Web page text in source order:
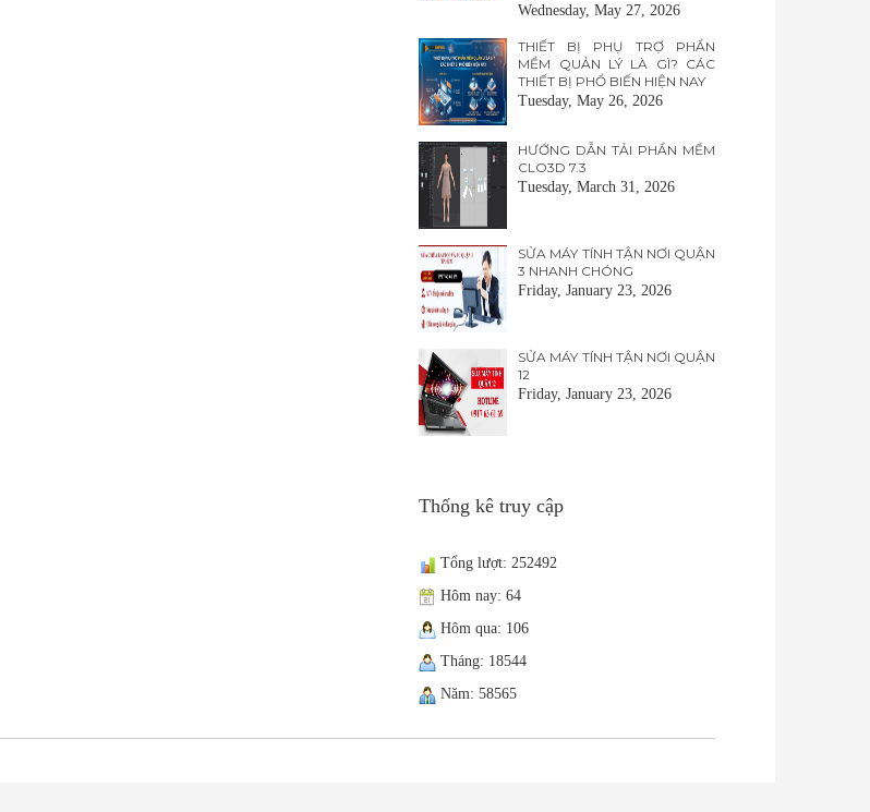
Wednesday, May 27, 2026
THIẾT BỊ PHỤ TRỢ PHẦN
MỀM QUẢN LÝ LÀ GÌ? CÁC
THIẾT BỊ PHỔ BIẾN HIỆN NAY
Tuesday, May 26, 2026
HƯỚNG DẪN TẢI PHẦN MỀM
CLO3D 7.3
Tuesday, March 31, 2026
SỬA MÁY TÍNH TẬN NƠI QUẬN
3 NHANH CHÓNG
Friday, January 23, 2026
SỬA MÁY TÍNH TẬN NƠI QUẬN
12
Friday, January 23, 2026
Thống kê truy cập
Tổng lượt: 252492
Hôm nay: 64
Hôm qua: 106
Tháng: 18544
Năm: 58565